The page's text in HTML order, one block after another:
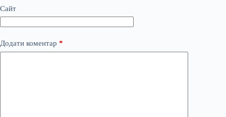
Сайт
Додати коментар *